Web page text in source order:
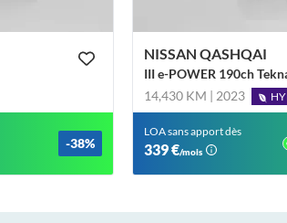
-38%
NISSAN QASHQAI
III e-POWER 190ch
14,430 KM | 2023
LOA sans apport dès
339 €/mois